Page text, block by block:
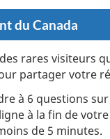
du Canada
rares visiteurs
partager votre
à 6 questions
à la fin de votre
de 5 minutes.